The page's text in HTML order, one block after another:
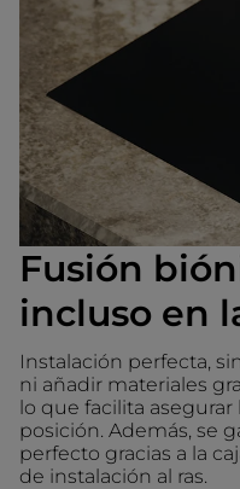
Fusión
incluso en
Instalación perfecta,
ni añadir materiales
lo que facilita
posición. Además, se
perfecto gracias a la
de instalación al ras.